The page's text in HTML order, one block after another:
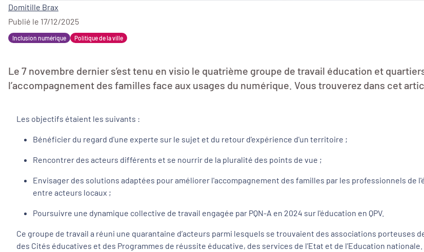
Domitille Brax
Publié le 17/12/2025
Inclusion numérique Politique de la ville
Le 7 novembre dernier s’est tenu en visio le quatrième groupe de travail éducation et
l’accompagnement des familles face aux usages du numérique. Vous trouverez dans cet
Les objectifs étaient les suivants :
Bénéficier du regard d'une experte sur le sujet et du retour d'expérience d'un territoire ;
Rencontrer des acteurs différents et se nourrir de la pluralité des points de vue ;
Envisager des solutions adaptées pour améliorer l'accompagnement des familles par les professionnels de
entre acteurs locaux ;
Poursuivre une dynamique collective de travail engagée par PQN-A en 2024 sur l'éducation en QPV.
Ce groupe de travail a réuni une quarantaine d’acteurs parmi lesquels se trouvaient des associations
des Cités éducatives et des Programmes de réussite éducative, des services de l’Etat et de l’Education nationale.